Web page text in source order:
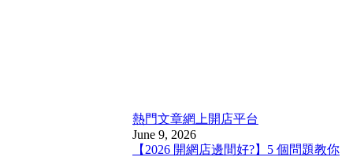
熱門文章網上開店平台
June 9, 2026
【2026 開網店邊間好?】5 個問題教你